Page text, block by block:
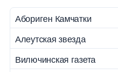
Абориген Камчатки
Алеутская звезда
Вилючинская газета